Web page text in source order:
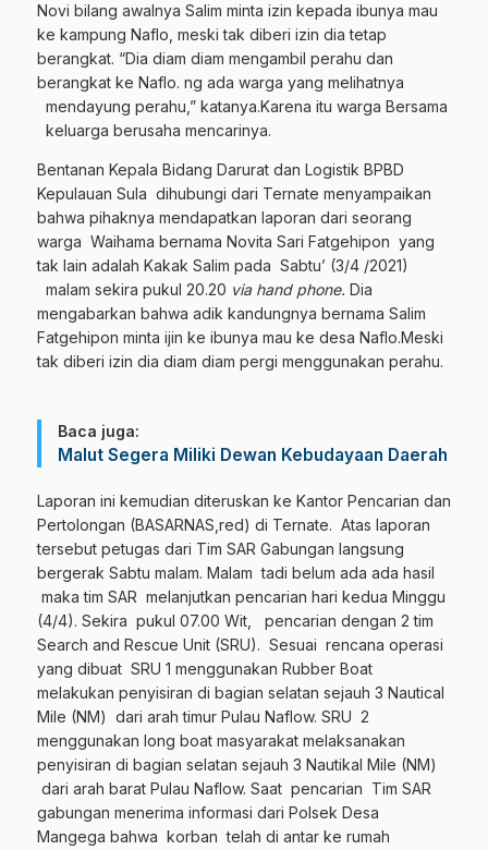
Novi bilang awalnya Salim minta izin kepada ibunya mau
ke kampung Naflo, meski tak diberi izin dia tetap
berangkat. “Dia diam diam mengambil perahu dan
berangkat ke Naflo. ng ada warga yang melihatnya
mendayung perahu,” katanya.Karena itu warga Bersama
keluarga berusaha mencarinya.
Bentanan Kepala Bidang Darurat dan Logistik BPBD
Kepulauan Sula dihubungi dari Ternate menyampaikan
bahwa pihaknya mendapatkan laporan dari seorang
warga Waihama bernama Novita Sari Fatgehipon yang
tak lain adalah Kakak Salim pada Sabtu’ (3/4 /2021)
malam sekira pukul 20.20 via hand phone. Dia
mengabarkan bahwa adik kandungnya bernama Salim
Fatgehipon minta ijin ke ibunya mau ke desa Naflo.Meski
tak diberi izin dia diam diam pergi menggunakan perahu.
Baca juga:
Malut Segera Miliki Dewan Kebudayaan Daerah
Laporan ini kemudian diteruskan ke Kantor Pencarian dan
Pertolongan (BASARNAS,red) di Ternate. Atas laporan
tersebut petugas dari Tim SAR Gabungan langsung
bergerak Sabtu malam. Malam tadi belum ada ada hasil
maka tim SAR melanjutkan pencarian hari kedua Minggu
(4/4). Sekira pukul 07.00 Wit, pencarian dengan 2 tim
Search and Rescue Unit (SRU). Sesuai rencana operasi
yang dibuat SRU 1 menggunakan Rubber Boat
melakukan penyisiran di bagian selatan sejauh 3 Nautical
Mile (NM) dari arah timur Pulau Naflow. SRU 2
menggunakan long boat masyarakat melaksanakan
penyisiran di bagian selatan sejauh 3 Nautikal Mile (NM)
dari arah barat Pulau Naflow. Saat pencarian Tim SAR
gabungan menerima informasi dari Polsek Desa
Mangega bahwa korban telah di antar ke rumah